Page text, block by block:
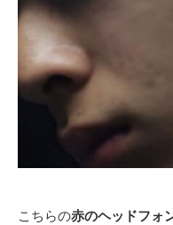
こちらの赤のヘッドフォ